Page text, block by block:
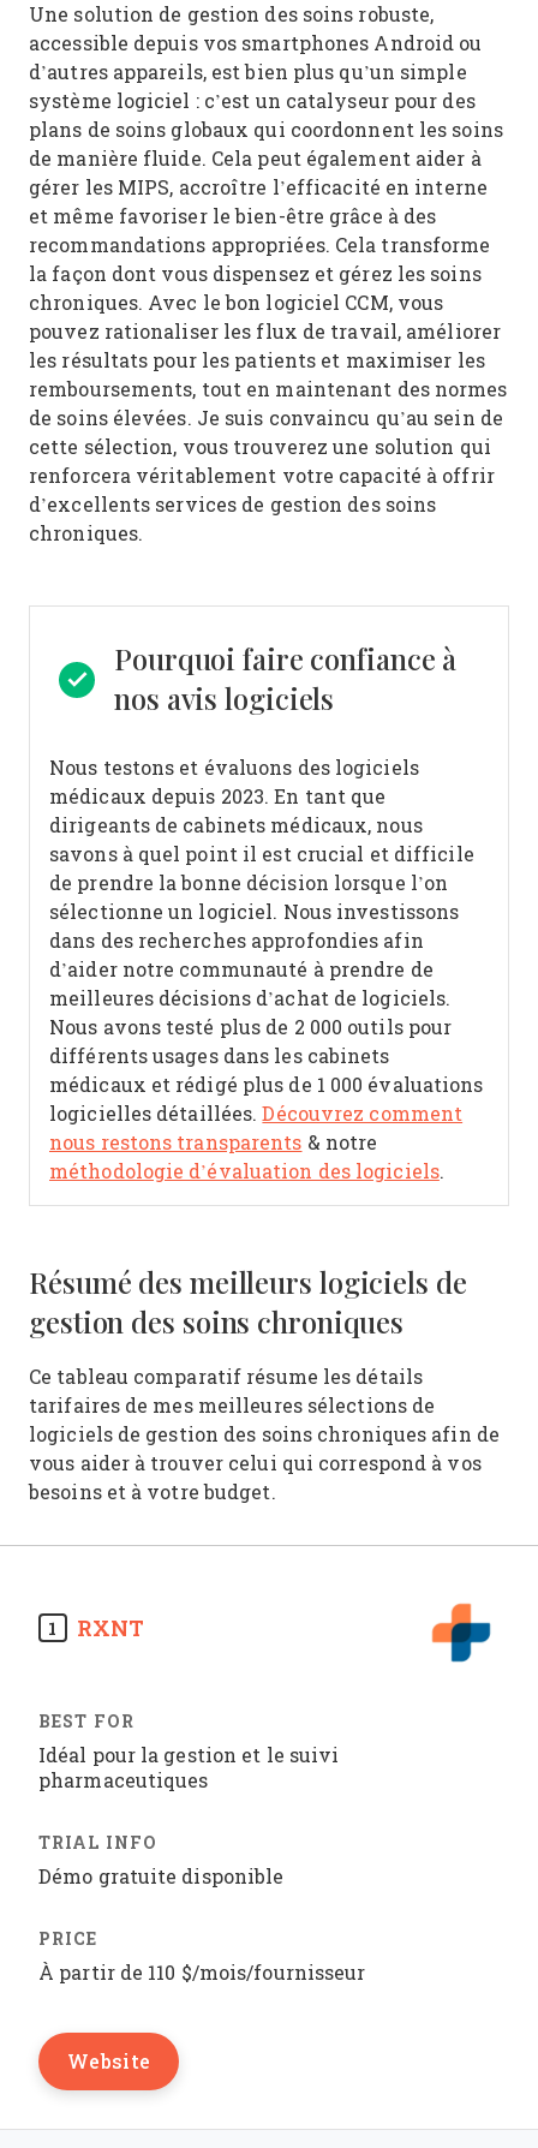
Une solution de gestion des soins robuste,
accessible depuis vos smartphones Android ou
d’autres appareils, est bien plus qu’un simple
système logiciel : c’est un catalyseur pour des
plans de soins globaux qui coordonnent les soins
de manière fluide. Cela peut également aider à
gérer les MIPS, accroître l’efficacité en interne
et même favoriser le bien-être grâce à des
recommandations appropriées. Cela transforme
la façon dont vous dispensez et gérez les soins
chroniques. Avec le bon logiciel CCM, vous
pouvez rationaliser les flux de travail, améliorer
les résultats pour les patients et maximiser les
remboursements, tout en maintenant des normes
de soins élevées. Je suis convaincu qu’au sein de
cette sélection, vous trouverez une solution qui
renforcera véritablement votre capacité à offrir
d’excellents services de gestion des soins
chroniques.
Pourquoi faire confiance à
nos avis logiciels
Nous testons et évaluons des logiciels
médicaux depuis 2023. En tant que
dirigeants de cabinets médicaux, nous
savons à quel point il est crucial et difficile
de prendre la bonne décision lorsque l’on
sélectionne un logiciel. Nous investissons
dans des recherches approfondies afin
d’aider notre communauté à prendre de
meilleures décisions d’achat de logiciels.
Nous avons testé plus de 2 000 outils pour
différents usages dans les cabinets
médicaux et rédigé plus de 1 000 évaluations
logicielles détaillées.Découvrez comment
nous restons transparents & notre
méthodologie d’évaluation des logiciels.
Résumé des meilleurs logiciels de
gestion des soins chroniques
Ce tableau comparatif résume les détails
tarifaires de mes meilleures sélections de
logiciels de gestion des soins chroniques afin de
vous aider à trouver celui qui correspond à vos
besoins et à votre budget.
1 RXNT
Idéal pour la gestion et le suivi
pharmaceutiques
Démo gratuite disponible
À partir de 110 $/mois/fournisseur
Website